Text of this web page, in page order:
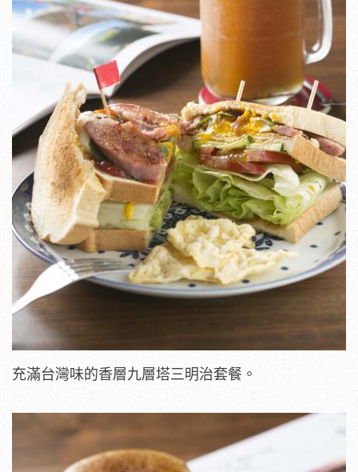
充滿台灣味的香層九層塔三明治套餐。